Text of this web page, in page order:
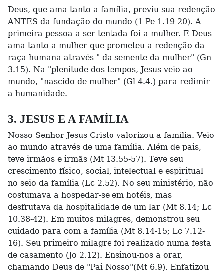
Deus, que ama tanto a família, previu sua redenção
ANTES da fundação do mundo (1 Pe 1.19-20). A
primeira pessoa a ser tentada foi a mulher. E Deus
ama tanto a mulher que prometeu a redenção da
raça humana através " da semente da mulher" (Gn
3.15). Na "plenitude dos tempos, Jesus veio ao
mundo, "nascido de mulher" (Gl 4.4.) para redimir
a humanidade.
3. JESUS E A FAMÍLIA
Nosso Senhor Jesus Cristo valorizou a família. Veio
ao mundo através de uma família. Além de pais,
teve irmãos e irmãs (Mt 13.55-57). Teve seu
crescimento físico, social, intelectual e espiritual
no seio da família (Lc 2.52). No seu ministério, não
costumava a hospedar-se em hotéis, mas
desfrutava da hospitalidade de um lar (Mt 8.14; Lc
10.38-42). Em muitos milagres, demonstrou seu
cuidado para com a família (Mt 8.14-15; Lc 7.12-
16). Seu primeiro milagre foi realizado numa festa
de casamento (Jo 2.12). Ensinou-nos a orar,
chamando Deus de "Pai Nosso"(Mt 6.9). Enfatizou